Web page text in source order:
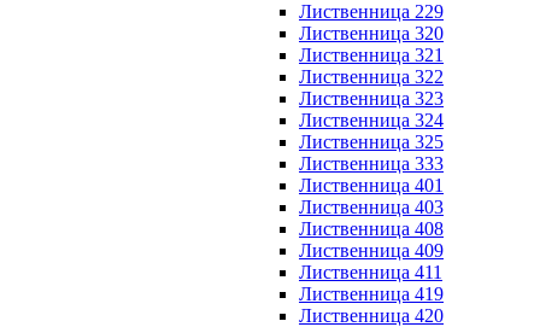
Лиственница 229
Лиственница 320
Лиственница 321
Лиственница 322
Лиственница 323
Лиственница 324
Лиственница 325
Лиственница 333
Лиственница 401
Лиственница 403
Лиственница 408
Лиственница 409
Лиственница 411
Лиственница 419
Лиственница 420